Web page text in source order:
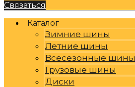
Связаться
Каталог
Зимние шины
Летние шины
Всесезонные шины
Грузовые шины
Диски